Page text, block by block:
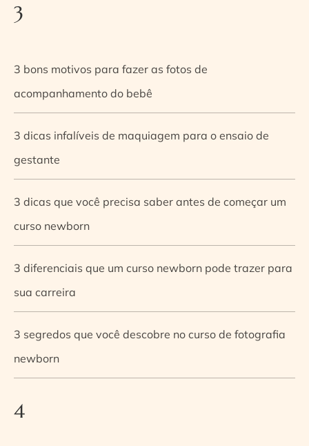
3
3 bons motivos para fazer as fotos de
acompanhamento do bebê
3 dicas infalíveis de maquiagem para o ensaio de
gestante
3 dicas que você precisa saber antes de começar um
curso newborn
3 diferenciais que um curso newborn pode trazer para
sua carreira
3 segredos que você descobre no curso de fotografia
newborn
4